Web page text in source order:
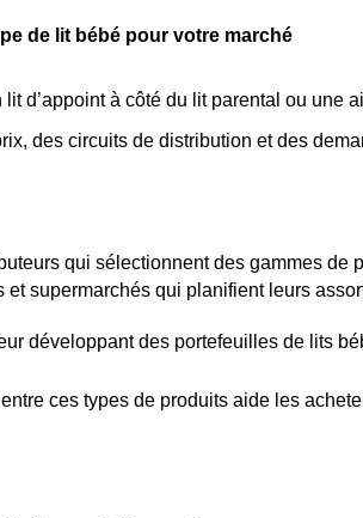
de lit bébé pour votre marché
d’appoint à côté du lit parental ou
des circuits de distribution et des
qui sélectionnent des gammes de
et supermarchés qui planifient leurs
développant des portefeuilles de lits
ces types de produits aide les